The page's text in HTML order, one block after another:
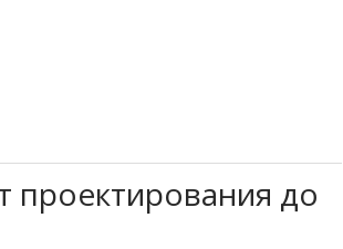
проектирования до